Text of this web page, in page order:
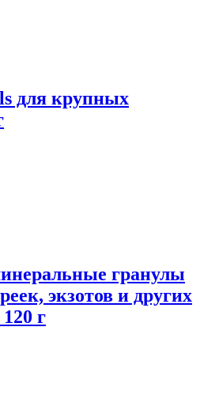
для крупных
гранулы
экзотов и других
г